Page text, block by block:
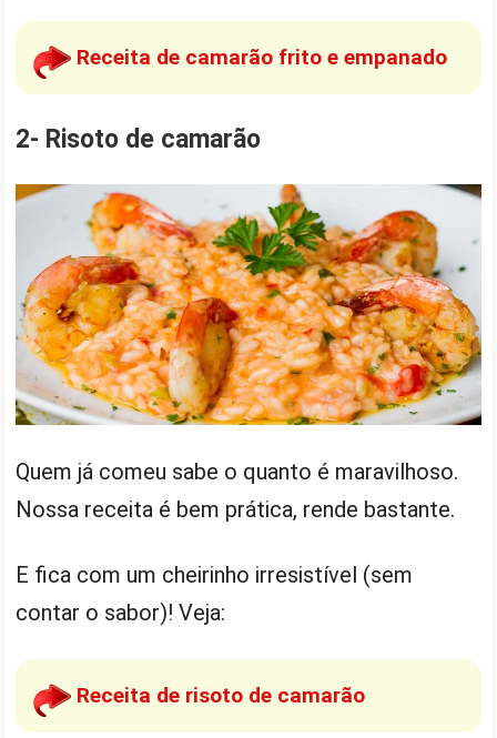
Receita de camarão frito e empanado
2- Risoto de camarão
Quem já comeu sabe o quanto é maravilhoso.
Nossa receita é bem prática, rende bastante.
E fica com um cheirinho irresistível (sem
contar o sabor)! Veja:
Receita de risoto de camarão